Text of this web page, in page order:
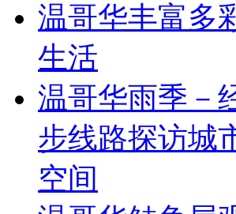
温哥华丰富多
生活
温哥华雨季－
步线路探访城
空间